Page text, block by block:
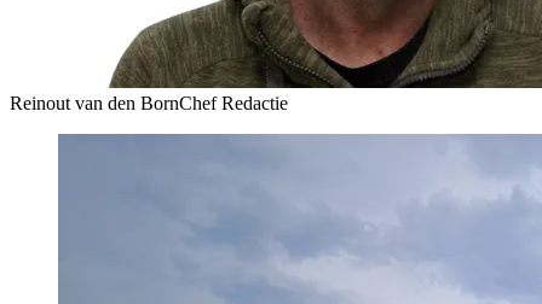
Reinout van den BornChef Redactie